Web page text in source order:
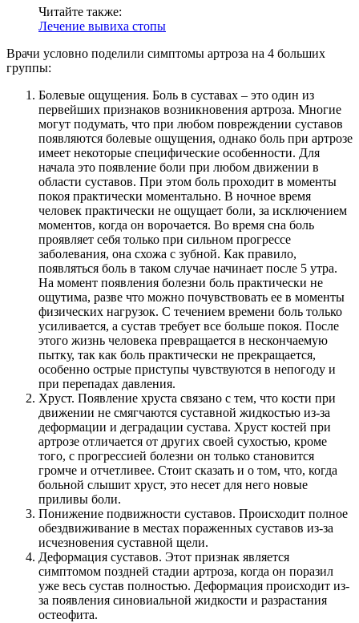
Читайте также:
Лечение вывиха стопы
Врачи условно поделили симптомы артроза на 4 больших
группы:
Болевые ощущения. Боль в суставах – это один из
первейших признаков возникновения артроза. Многие
могут подумать, что при любом повреждении суставов
появляются болевые ощущения, однако боль при артрозе
имеет некоторые специфические особенности. Для
начала это появление боли при любом движении в
области суставов. При этом боль проходит в моменты
покоя практически моментально. В ночное время
человек практически не ощущает боли, за исключением
моментов, когда он ворочается. Во время сна боль
проявляет себя только при сильном прогрессе
заболевания, она схожа с зубной. Как правило,
появляться боль в таком случае начинает после 5 утра.
На момент появления болезни боль практически не
ощутима, разве что можно почувствовать ее в моменты
физических нагрузок. С течением времени боль только
усиливается, а сустав требует все больше покоя. После
этого жизнь человека превращается в нескончаемую
пытку, так как боль практически не прекращается,
особенно острые приступы чувствуются в непогоду и
при перепадах давления.
Хруст. Появление хруста связано с тем, что кости при
движении не смягчаются суставной жидкостью из-за
деформации и деградации сустава. Хруст костей при
артрозе отличается от других своей сухостью, кроме
того, с прогрессией болезни он только становится
громче и отчетливее. Стоит сказать и о том, что, когда
больной слышит хруст, это несет для него новые
приливы боли.
Понижение подвижности суставов. Происходит полное
обездвиживание в местах пораженных суставов из-за
исчезновения суставной щели.
Деформация суставов. Этот признак является
симптомом поздней стадии артроза, когда он поразил
уже весь сустав полностью. Деформация происходит из-
за появления синовиальной жидкости и разрастания
остеофита.